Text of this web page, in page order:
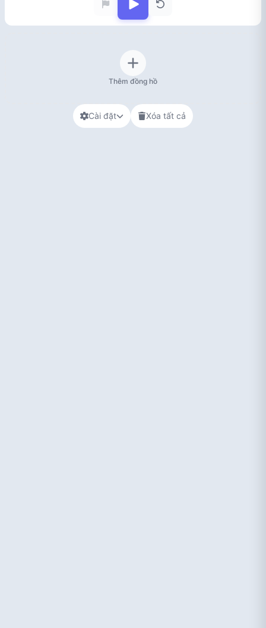
Thêm đồng hồ
Cài đặt Xóa tất cả